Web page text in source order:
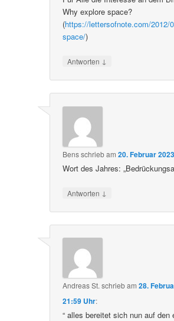
Why explore space?
(https://lettersofnote.com/2012/
space/)
Antworten ↓
Bensschriebam20. Februar
Wort des Jahres:
Antworten ↓
Andreas St. schriebam28.
21:59 Uhr:
“ alles bereitet sich nun auf den